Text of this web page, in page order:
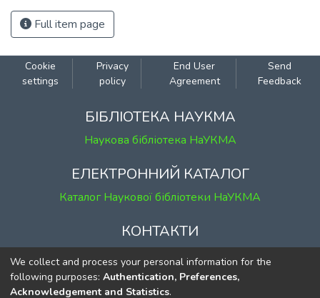
Full item page
Cookie
settings
Privacy
policy
End User
Agreement
Send
Feedback
БІБЛІОТЕКА НАУКМА
Наукова бібліотека НаУКМА
ЕЛЕКТРОННИЙ КАТАЛОГ
Каталог Наукової бібліотеки НаУКМА
КОНТАКТИ
м. Київ, вул. Григорія Сковороди, 2
к. 1, к. 120
тел. (044) 463-69-31
We collect and process your personal information for the
following purposes: Authentication, Preferences,
Acknowledgement and Statistics.